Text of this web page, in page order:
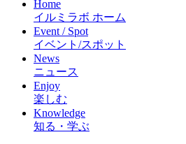
Home
イルミラボ ホーム
Event / Spot
イベント/スポット
News
ニュース
Enjoy
楽しむ
Knowledge
知る・学ぶ